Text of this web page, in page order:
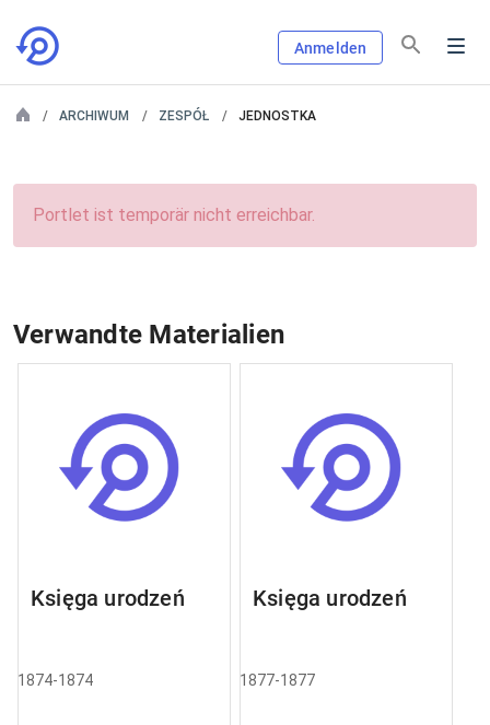
Anmelden
ARCHIWUM ZESPÓŁ JEDNOSTKA
Portlet ist temporär nicht erreichbar.
Verwandte Materialien
Księga urodzeń
1874-1874
Księga urodzeń
1877-1877